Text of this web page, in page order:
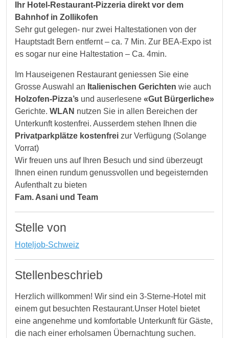
Ihr Hotel-Restaurant-Pizzeria direkt vor dem
Bahnhof in Zollikofen
Sehr gut gelegen- nur zwei Haltestationen von der
Hauptstadt Bern entfernt – ca. 7 Min. Zur BEA-Expo ist
es sogar nur eine Haltestation – Ca. 4min.
Im Hauseigenen Restaurant geniessen Sie eine
Grosse Auswahl an Italienischen Gerichten wie auch
Holzofen-Pizza’s und auserlesene «Gut Bürgerliche»
Gerichte. WLAN nutzen Sie in allen Bereichen der
Unterkunft kostenfrei. Ausserdem stehen Ihnen die
Privatparkplätze kostenfrei zur Verfügung (Solange
Vorrat)
Wir freuen uns auf Ihren Besuch und sind überzeugt
Ihnen einen rundum genussvollen und begeisternden
Aufenthalt zu bieten
Fam. Asani und Team
Stelle von
Hoteljob-Schweiz
Stellenbeschrieb
Herzlich willkommen! Wir sind ein 3-Sterne-Hotel mit
einem gut besuchten Restaurant.Unser Hotel bietet
eine angenehme und komfortable Unterkunft für Gäste,
die nach einer erholsamen Übernachtung suchen.